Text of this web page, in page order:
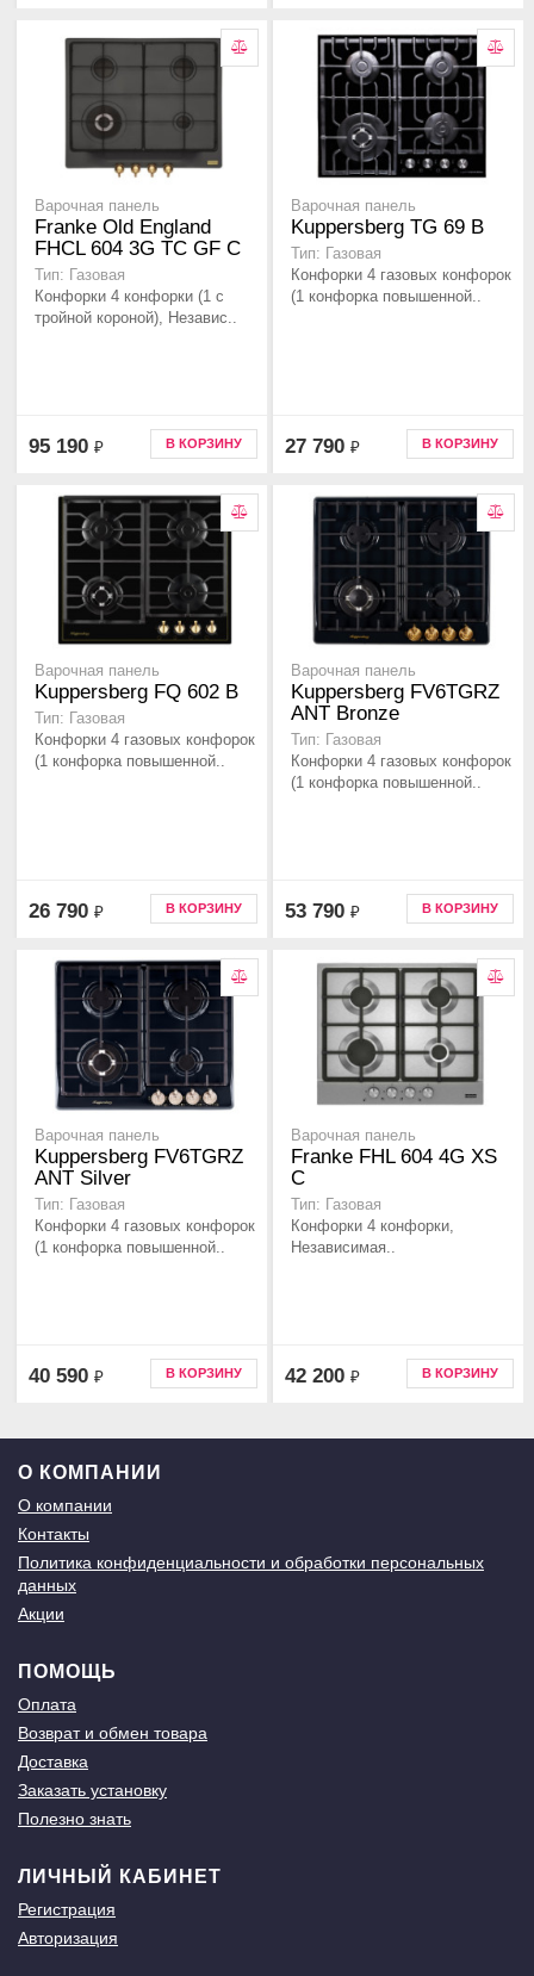
Варочная панель
Franke Old England
FHCL 604 3G TC GF C
Тип: Газовая
Конфорки 4 конфорки (1 с
тройной короной), Независ..
95 190 ₽ В КОРЗИНУ
Варочная панель
Kuppersberg TG 69 B
Тип: Газовая
Конфорки 4 газовых конфорок
(1 конфорка повышенной..
27 790 ₽ В КОРЗИНУ
Варочная панель
Kuppersberg FQ 602 B
Тип: Газовая
Конфорки 4 газовых конфорок
(1 конфорка повышенной..
26 790 ₽ В КОРЗИНУ
Варочная панель
Kuppersberg FV6TGRZ
ANT Bronze
Тип: Газовая
Конфорки 4 газовых конфорок
(1 конфорка повышенной..
53 790 ₽ В КОРЗИНУ
Варочная панель
Kuppersberg FV6TGRZ
ANT Silver
Тип: Газовая
Конфорки 4 газовых конфорок
(1 конфорка повышенной..
40 590 ₽ В КОРЗИНУ
Варочная панель
Franke FHL 604 4G XS
C
Тип: Газовая
Конфорки 4 конфорки,
Независимая..
42 200 ₽ В КОРЗИНУ
О КОМПАНИИ
О компании
Контакты
Политика конфиденциальности и обработки персональных
данных
Акции
ПОМОЩЬ
Оплата
Возврат и обмен товара
Доставка
Заказать установку
Полезно знать
ЛИЧНЫЙ КАБИНЕТ
Регистрация
Авторизация